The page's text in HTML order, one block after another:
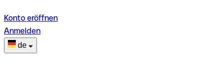
Konto eröffnen
Anmelden
de